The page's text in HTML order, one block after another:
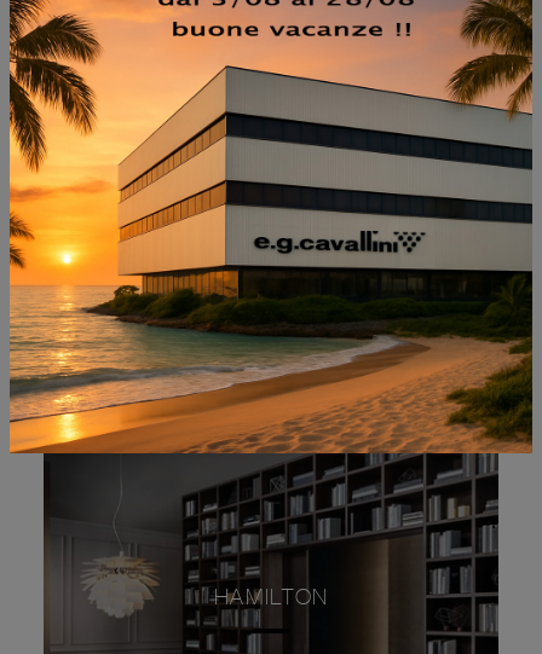
NON PERDERTI ANCHE:
PLUG
HAMILTON